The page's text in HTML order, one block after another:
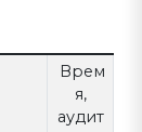
Врем
я,
аудит